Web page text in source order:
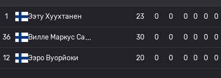
1 Ээту Хуухтанен 23 0 0 0 0 0 0
36 Вилле Маркус Са 30 0 0 0 0 0 0
12 Ээро Вуорйоки 20 0 0 0 0 0 0